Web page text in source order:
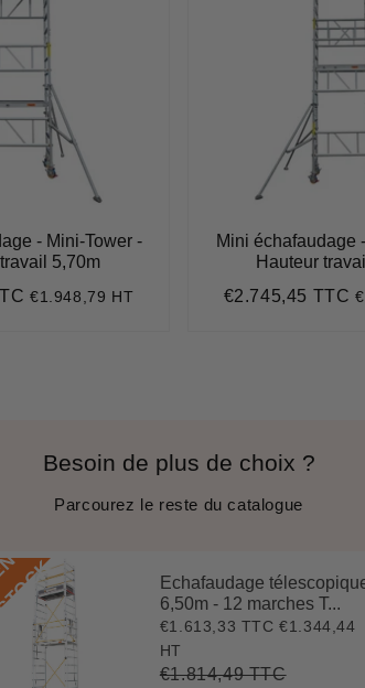
- Mini-Tower -
5,70m
€2.338,55
€1.948,79 HT
Mini échafaudage
Hauteur
Prix
€2.745,45 TTC
Besoin de plus de choix ?
Parcourez le reste du catalogue
Echafaudage
6,50m - 12 marches T...
Prix
réduit
€1.613,33 TTC€1.613,33
€1.344,44
HT
Prix
€1.814,49 TTC€1.814,49